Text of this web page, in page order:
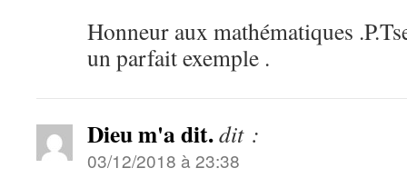
Honneur aux mathématiques
un parfait exemple .
Dieu m'a dit.dit :
03/12/2018 à 23:38